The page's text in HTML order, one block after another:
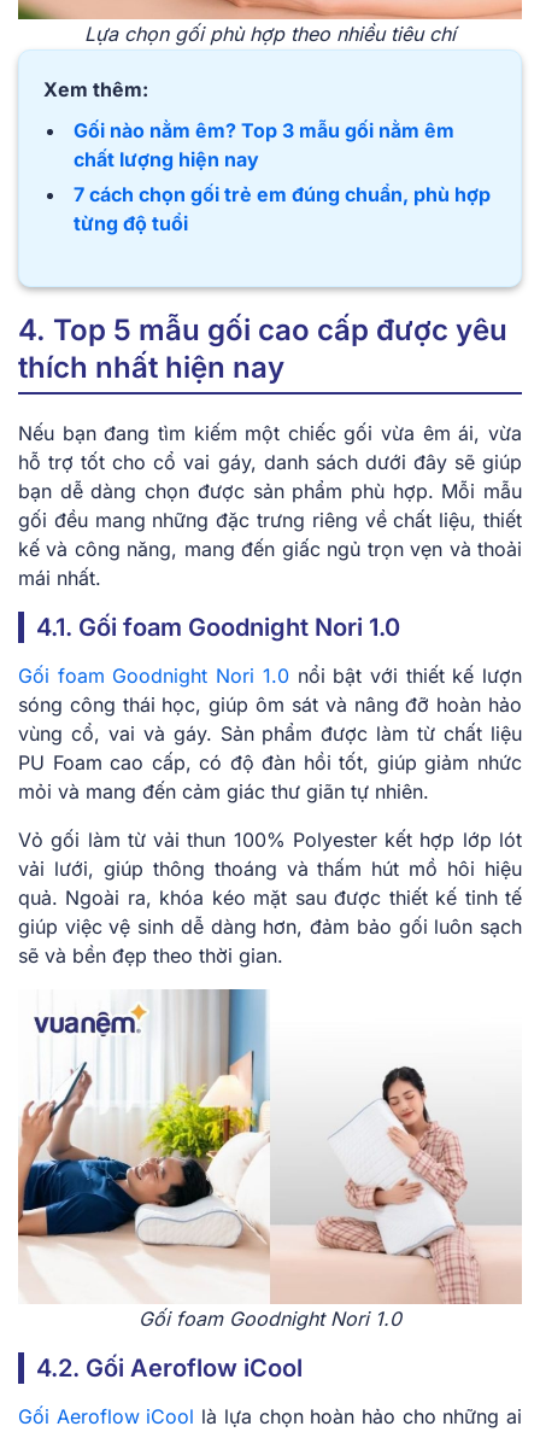
Lựa chọn gối phù hợp theo nhiều tiêu chí
Xem thêm:
Gối nào nằm êm? Top 3 mẫu gối nằm êm
chất lượng hiện nay
7 cách chọn gối trẻ em đúng chuẩn, phù hợp
từng độ tuổi
4. Top 5 mẫu gối cao cấp được yêu
thích nhất hiện nay
Nếu bạn đang tìm kiếm một chiếc gối vừa êm ái, vừa
hỗ trợ tốt cho cổ vai gáy, danh sách dưới đây sẽ giúp
bạn dễ dàng chọn được sản phẩm phù hợp. Mỗi mẫu
gối đều mang những đặc trưng riêng về chất liệu, thiết
kế và công năng, mang đến giấc ngủ trọn vẹn và thoải
mái nhất.
4.1. Gối foam Goodnight Nori 1.0
Gối foam Goodnight Nori 1.0nổi bật với thiết kế lượn
sóng công thái học, giúp ôm sát và nâng đỡ hoàn hảo
vùng cổ, vai và gáy. Sản phẩm được làm từ chất liệu
PU Foam cao cấp, có độ đàn hồi tốt, giúp giảm nhức
mỏi và mang đến cảm giác thư giãn tự nhiên.
Vỏ gối làm từ vải thun 100% Polyester kết hợp lớp lót
vải lưới, giúp thông thoáng và thấm hút mồ hôi hiệu
quả. Ngoài ra, khóa kéo mặt sau được thiết kế tinh tế
giúp việc vệ sinh dễ dàng hơn, đảm bảo gối luôn sạch
sẽ và bền đẹp theo thời gian.
Gối foam Goodnight Nori 1.0
4.2. Gối Aeroflow iCool
Gối Aeroflow iCool là lựa chọn hoàn hảo cho những ai